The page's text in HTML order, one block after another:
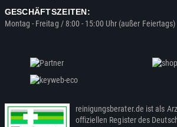
GESCHÄFTSZEITEN:
Montag - Freitag / 8:00 - 15:00 Uhr (außer Feiertags)
reinigungsberater.de ist als
offiziellen Register des